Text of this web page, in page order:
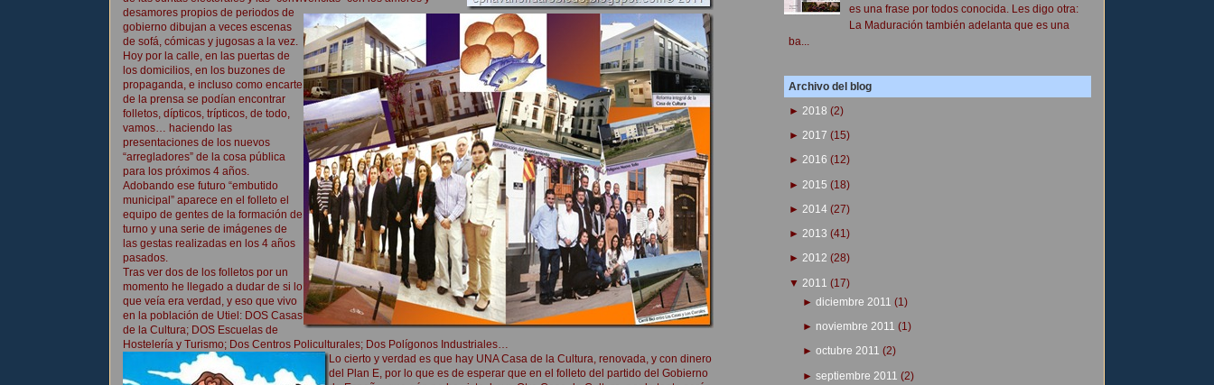
desamores propios de periodos de
gobierno dibujan a veces escenas
de sofá, cómicas y jugosas a la vez.
Hoy por la calle, en las puertas de
los domicilios, en los buzones de
propaganda, e incluso como encarte
de la prensa se podían encontrar
folletos, dípticos, trípticos, de todo,
vamos… haciendo las
presentaciones de los nuevos
“arregladores” de la cosa pública
para los próximos 4 años.
Adobando ese futuro “embutido
municipal” aparece en el folleto el
equipo de gentes de la formación de
turno y una serie de imágenes de
las gestas realizadas en los 4 años
pasados.
Tras ver dos de los folletos por un
momento he llegado a dudar de si lo
que veía era verdad, y eso que vivo
en la población de Utiel: DOS Casas
de la Cultura; DOS Escuelas de
Hostelería y Turismo; Dos Centros Policulturales; Dos Polígonos Industriales…
Lo cierto y verdad es que hay UNACasa de la Cultura, renovada, y con dinero
del Plan E, por lo que es de esperar que en el folleto del partido del Gobierno
es una frase por todos conocida. Les digo otra:
La Maduración también adelanta que es una
ba...
Archivo del blog
► 2018 (2)
► 2017 (15)
► 2016 (12)
► 2015 (18)
► 2014 (27)
► 2013 (41)
► 2012 (28)
▼ 2011 (17)
► diciembre 2011 (1)
► noviembre 2011 (1)
► octubre 2011 (2)
► septiembre 2011 (2)